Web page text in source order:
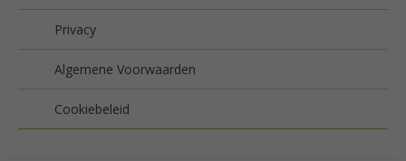
Privacy
Algemene Voorwaarden
Cookiebeleid